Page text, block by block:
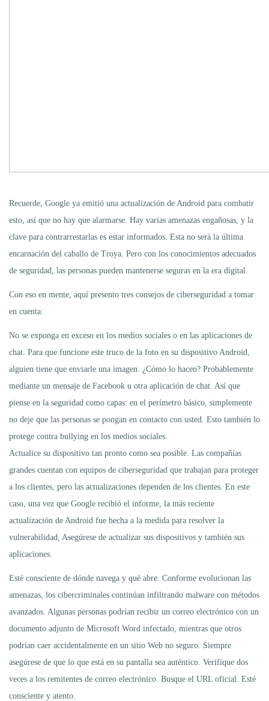
Recuerde, Google ya emitió una actualización de Android para combatir
esto, así que no hay que alarmarse. Hay varias amenazas engañosas, y la
clave para contrarrestarlas es estar informados. Esta no será la última
encarnación del caballo de Troya. Pero con los conocimientos adecuados
de seguridad, las personas pueden mantenerse seguras en la era digital.
Con eso en mente, aquí presento tres consejos de ciberseguridad a tomar
en cuenta:
No se exponga en exceso en los medios sociales o en las aplicaciones de
chat. Para que funcione este truco de la foto en su dispositivo Android,
alguien tiene que enviarle una imagen. ¿Cómo lo hacen? Probablemente
mediante un mensaje de Facebook u otra aplicación de chat. Así que
piense en la seguridad como capas: en el perímetro básico, simplemente
no deje que las personas se pongan en contacto con usted. Esto también lo
protege contra bullying en los medios sociales.
Actualice su dispositivo tan pronto como sea posible. Las compañías
grandes cuentan con equipos de ciberseguridad que trabajan para proteger
a los clientes, pero las actualizaciones dependen de los clientes. En este
caso, una vez que Google recibió el informe, la más reciente
actualización de Android fue hecha a la medida para resolver la
vulnerabilidad, Asegúrese de actualizar sus dispositivos y también sus
aplicaciones.
Esté consciente de dónde navega y qué abre. Conforme evolucionan las
amenazas, los cibercriminales continúan infiltrando malware con métodos
avanzados. Algunas personas podrían recibir un correo electrónico con un
documento adjunto de Microsoft Word infectado, mientras que otros
podrían caer accidentalmente en un sitio Web no seguro. Siempre
asegúrese de que lo que está en su pantalla sea auténtico. Verifique dos
veces a los remitentes de correo electrónico. Busque el URL oficial. Esté
consciente y atento.